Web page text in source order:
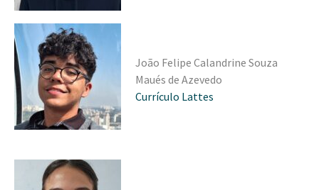
João Felipe Calandrine Souza
Maués de Azevedo
Currículo Lattes